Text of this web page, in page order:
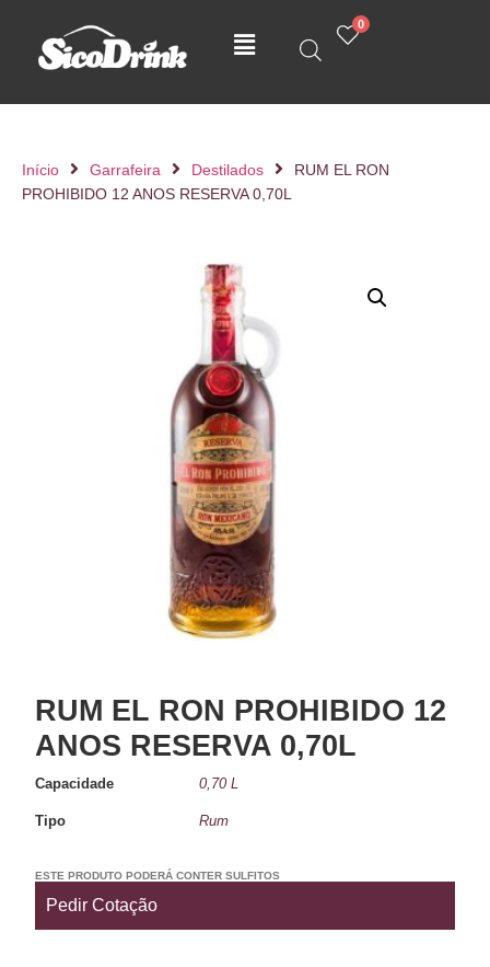
0
Início Garrafeira Destilados
RUM EL RON
PROHIBIDO 12 ANOS RESERVA 0,70L
RUM EL RON PROHIBIDO 12
ANOS RESERVA 0,70L
Capacidade 0,70 L
Tipo Rum
ESTE PRODUTO PODERÁ CONTER SULFITOS
Pedir Cotação